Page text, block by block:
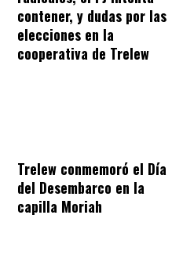
contener, y dudas por las
elecciones en la
cooperativa de Trelew
Trelew conmemoró el Día
del Desembarco en la
capilla Moriah